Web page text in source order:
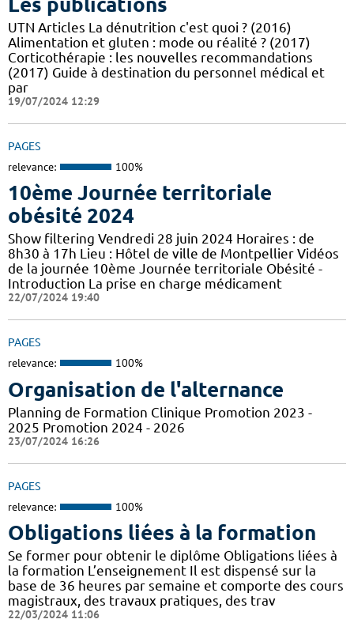
UTN Articles La dénutrition c'est quoi ? (2016)
Alimentation et gluten : mode ou réalité ? (2017)
Corticothérapie : les nouvelles recommandations
(2017) Guide à destination du personnel médical et
par
19/07/2024 12:29
PAGES
relevance: 100%
10ème Journée territoriale
obésité 2024
Show filtering Vendredi 28 juin 2024 Horaires : de
8h30 à 17h Lieu : Hôtel de ville de Montpellier Vidéos
de la journée 10ème Journée territoriale Obésité -
Introduction La prise en charge médicament
22/07/2024 19:40
PAGES
relevance: 100%
Organisation de l'alternance
Planning de Formation Clinique Promotion 2023 -
2025 Promotion 2024 - 2026
23/07/2024 16:26
PAGES
relevance: 100%
Obligations liées à la formation
Se former pour obtenir le diplôme Obligations liées à
la formation L’enseignement Il est dispensé sur la
base de 36 heures par semaine et comporte des cours
magistraux, des travaux pratiques, des trav
22/03/2024 11:06